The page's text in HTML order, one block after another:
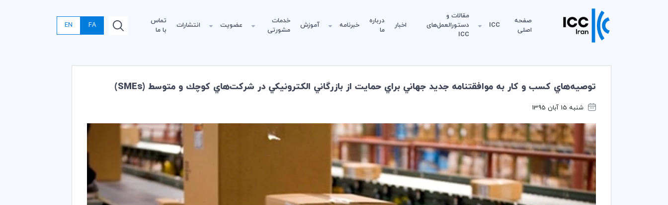
صفحه
اصلی
ICC
مقالات و
دستورالعمل‌های
ICC
اخبار
درباره
ما
خبرنامه آموزش
خدمات
مشورتی
عضویت انتشارات
تماس
با ما
FA
EN
توصيه‌هاي كسب و كار به موافقتنامه جديد جهاني براي حمايت از بازرگاني الكترونيكي در شركت‌هاي كوچك و متوسط (SMEs)
شنبه 15 آبان 1395